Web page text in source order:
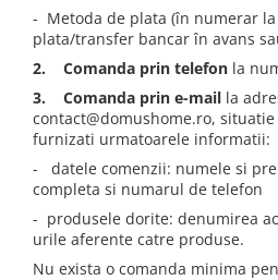
- Metoda de plata (în numerar
plata/transfer bancar în avans
2. Comanda prin telefon la
3. Comanda prin e-mail la
contact@domushome.ro,
furnizati urmatoarele informatii:
- datele comenzii: numele si
completa si numarul de telefon
- produsele dorite: denumirea
urile aferente catre produse.
Nu exista o comanda minima